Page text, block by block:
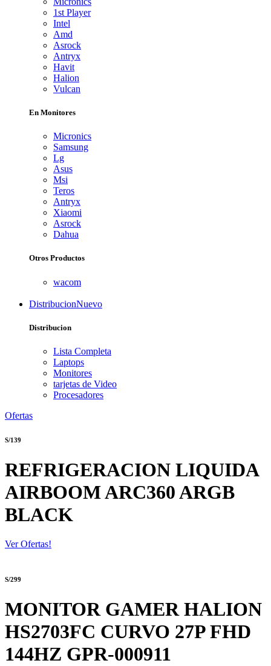
1st Player
Intel
Amd
Asrock
Antryx
Havit
Halion
Vulcan
En Monitores
Micronics
Samsung
Lg
Asus
Msi
Teros
Antryx
Xiaomi
Asrock
Dahua
Otros Productos
wacom
DistribucionNuevo
Distribucion
Lista Completa
Laptops
Monitores
tarjetas de Video
Procesadores
Ofertas
S/139
REFRIGERACION LIQUIDA
AIRBOOM ARC360 ARGB
BLACK
Ver Ofertas!
S/299
MONITOR GAMER HALION
HS2703FC CURVO 27P FHD
144HZ GPR-000911